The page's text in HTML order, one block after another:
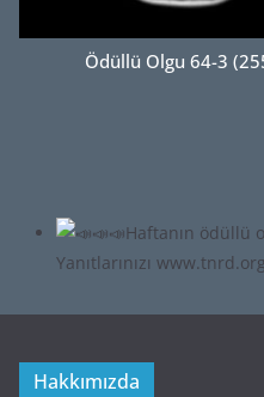
Ödüllü Olgu 64-3
Hakkımızda